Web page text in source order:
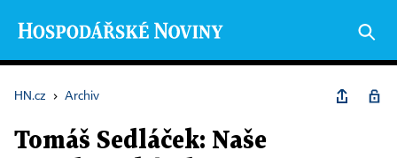
HN.cz › Archiv
Tomáš Sedláček: Naše